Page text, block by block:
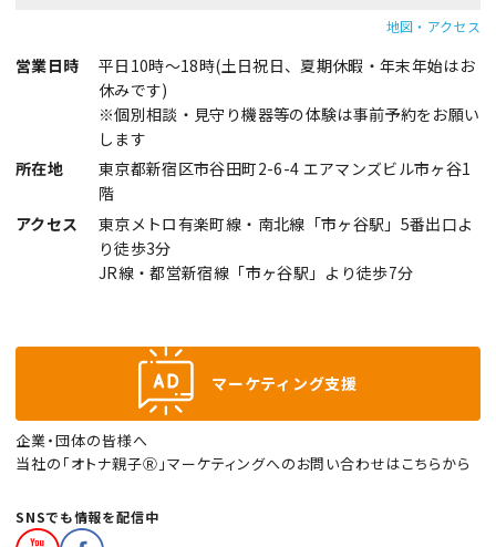
地図・アクセス
営業日時
平日10時～18時(土日祝日、夏期休暇・年末年始はお
休みです)
※個別相談・見守り機器等の体験は事前予約をお願い
します
所在地
東京都新宿区市谷田町2-6-4 エアマンズビル市ヶ谷1
階
アクセス
東京メトロ有楽町線・南北線「市ヶ谷駅」5番出口よ
り徒歩3分
JR線・都営新宿線「市ヶ谷駅」より徒歩7分
マーケティング支援
企業・団体の皆様へ
当社の「オトナ親子Ⓡ」マーケティングへのお問い合わせはこちらから
SNSでも情報を配信中